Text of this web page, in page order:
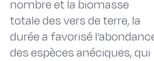
nombre et la biomasse
totale des vers de terre, la
durée a favorisé
des espèces anéciques, qui